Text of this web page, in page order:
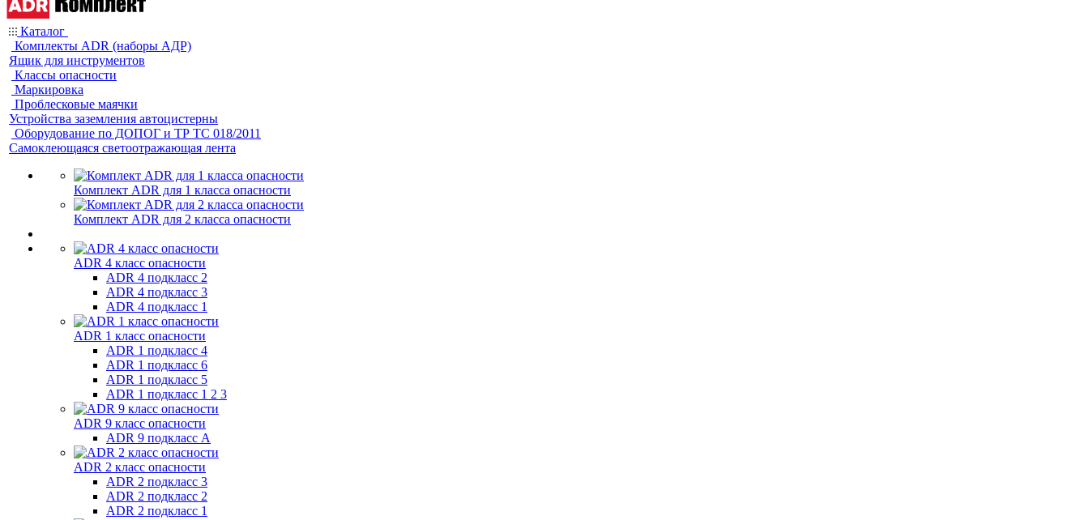
Каталог
Комплекты ADR (наборы АДР)
Ящик для инструментов
Классы опасности
Маркировка
Проблесковые маячки
Устройства заземления автоцистерны
Оборудование по ДОПОГ и ТР ТС 018/2011
Самоклеющаяся светоотражающая лента
Комплект ADR для 1 класса опасности
Комплект ADR для 2 класса опасности
ADR 4 класс опасности
ADR 4 подкласс 2
ADR 4 подкласс 3
ADR 4 подкласс 1
ADR 1 класс опасности
ADR 1 подкласс 4
ADR 1 подкласс 6
ADR 1 подкласс 5
ADR 1 подкласс 1 2 3
ADR 9 класс опасности
ADR 9 подкласс A
ADR 2 класс опасности
ADR 2 подкласс 3
ADR 2 подкласс 2
ADR 2 подкласс 1